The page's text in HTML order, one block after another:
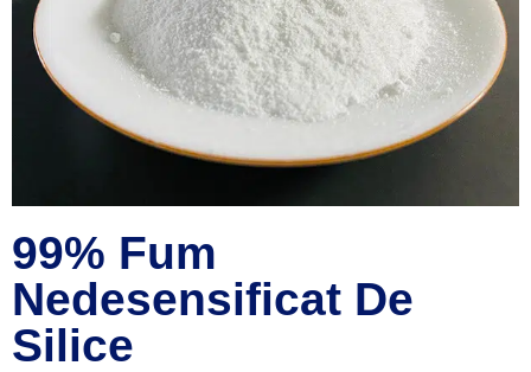
99% Fum
Nedesensificat De
Silice